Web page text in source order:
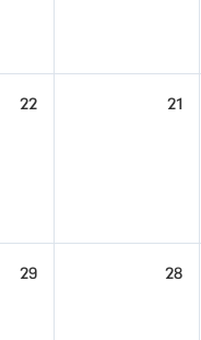
21
22
28
29